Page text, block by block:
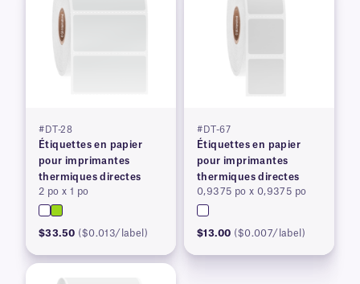
#DT-28
Étiquettes en papier
pour imprimantes
thermiques directes
2 po x 1 po
$33.50 ($0.013/label)
#DT-67
Étiquettes en papier
pour imprimantes
thermiques directes
0,9375 po x 0,9375 po
$13.00 ($0.007/label)